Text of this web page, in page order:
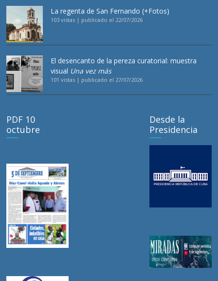
La regenta de San Fernando (+Fotos)
103 vistas | publicado el 22/07/2026
El desencanto de la pereza curatorial: muestra
visual Una vez más
101 vistas | publicado el 27/07/2026
PDF 10
octubre
Desde la
Presidencia